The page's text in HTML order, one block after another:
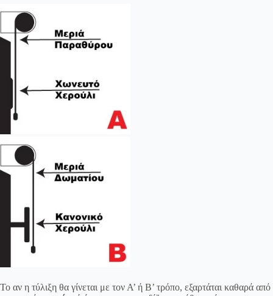
Το αν η τύλιξη θα γίνεται με τον Α’ ή Β’ τρόπο, εξαρτάται καθαρά από